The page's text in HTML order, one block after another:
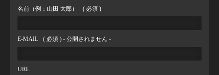
名前（例：山田 太郎） ( 必須 )
E-MAIL ( 必須 ) - 公開されません -
URL